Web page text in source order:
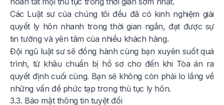
Các Luật sư của chúng tôi đều đã có kinh nghiệm giải
quyết ly hôn nhanh trong thời gian ngắn, đạt được sự
tin tưởng và yên tâm của nhiều khách hàng.
Đội ngũ luật sư sẽ đồng hành cùng bạn xuyên suốt quá
trình, từ khâu chuẩn bị hồ sơ cho đến khi Tòa án ra
quyết định cuối cùng. Bạn sẽ không còn phải lo lắng về
những vấn đề phức tạp trong thủ tục ly hôn.
3.3. Bảo mật thông tin tuyệt đối